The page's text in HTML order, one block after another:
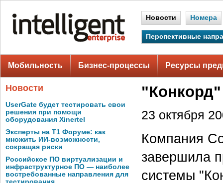
Новости Номера
Перспективные
Мобильность Бизнес-процессы Ресурсы
Новости
UserGate будет тестировать свои
решения при помощи
оборудования Xinertel
Эксперты на Т1 Форуме: как
множить ИИ-возможности,
сокращая риски
Российское ПО виртуализации и
инфраструктурное ПО — наиболее
востребованные направления для
23 октября
Компания
завершила
системы